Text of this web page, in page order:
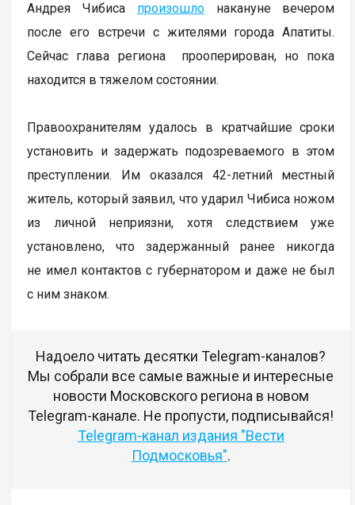
Андрея Чибиса произошлонакануне вечером
после его встречи с жителями города Апатиты.
Сейчас глава региона прооперирован, но пока
находится в тяжелом состоянии.
Правоохранителям удалось в кратчайшие сроки
установить и задержать подозреваемого в этом
преступлении. Им оказался 42-летний местный
житель, который заявил, что ударил Чибиса ножом
из личной неприязни, хотя следствием уже
установлено, что задержанный ранее никогда
не имел контактов с губернатором и даже не был
с ним знаком.
Надоело читать десятки Telegram-каналов?
Мы собрали все самые важные и интересные
новости Московского региона в новом
Telegram-канале. Не пропусти, подписывайся!
Telegram-канал издания "Вести
Подмосковья".